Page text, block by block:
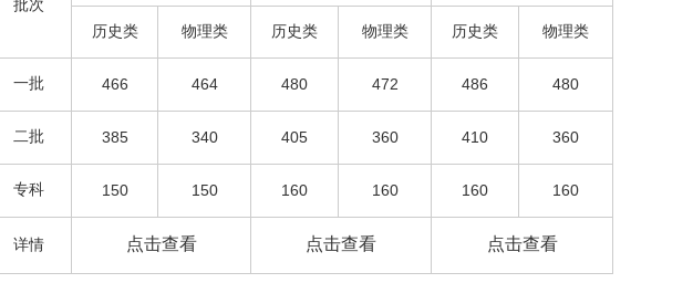
批次
历史类 物理类 历史类 物理类 历史类 物理类
一批 466 464 480 472 486 480
二批 385 340 405 360 410 360
专科 150 150 160 160 160 160
详情 点击查看 点击查看 点击查看